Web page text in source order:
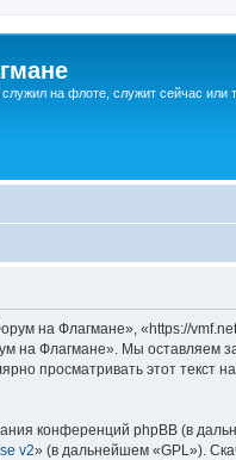
на флоте, служит сейчас или
на Флагмане», «https://
на Флагмане». Мы оставляем
просматривать этот текст
конференций phpBB (в
v2» (в дальнейшем «GPL»).